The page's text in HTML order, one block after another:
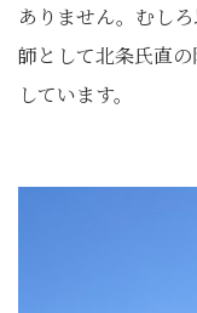
ありません。むし
師として北条氏直
しています。